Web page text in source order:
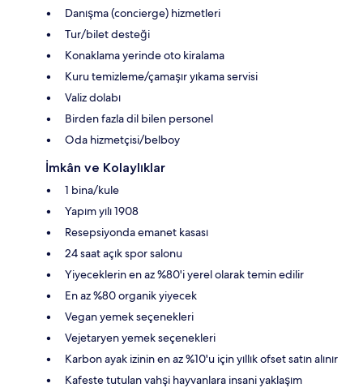
Danışma (concierge) hizmetleri
Tur/bilet desteği
Konaklama yerinde oto kiralama
Kuru temizleme/çamaşır yıkama servisi
Valiz dolabı
Birden fazla dil bilen personel
Oda hizmetçisi/belboy
İmkân ve Kolaylıklar
1 bina/kule
Yapım yılı 1908
Resepsiyonda emanet kasası
24 saat açık spor salonu
Yiyeceklerin en az %80'i yerel olarak temin edilir
En az %80 organik yiyecek
Vegan yemek seçenekleri
Vejetaryen yemek seçenekleri
Karbon ayak izinin en az %10'u için yıllık ofset satın alınır
Kafeste tutulan vahşi hayvanlara insani yaklaşım